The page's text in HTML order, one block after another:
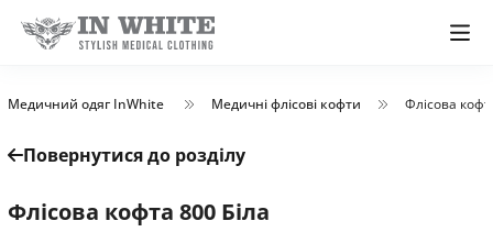
Медичний одяг InWhite Медичні флісові кофти Флісова
Повернутися до розділу
Флісова кофта 800 Біла